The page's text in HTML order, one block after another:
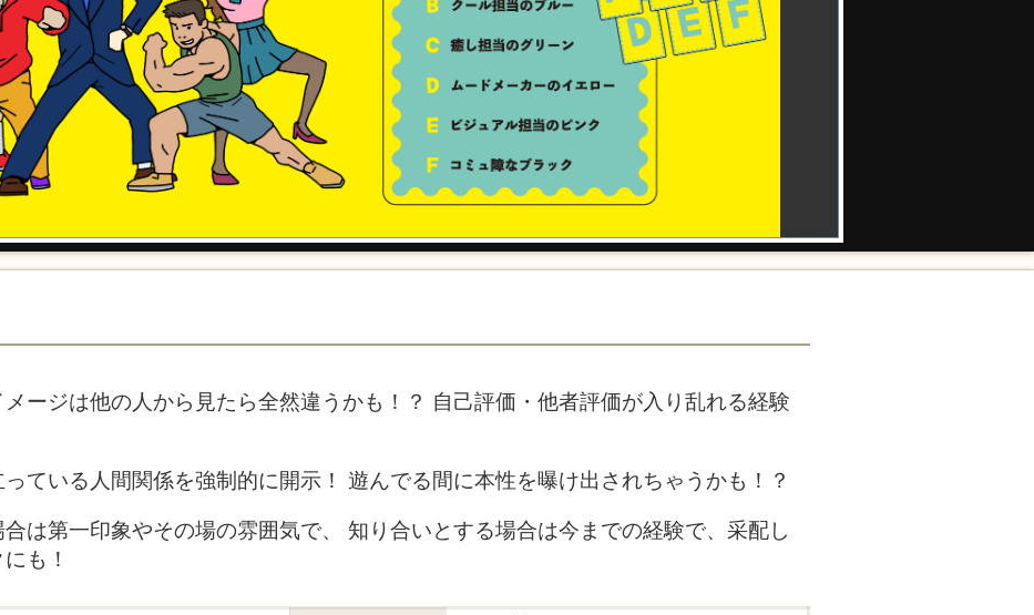
ージは他の人から見たら全然違うかも！？ 自己評価・他者評価が入り乱れる経験
ている人間関係を強制的に開示！ 遊んでる間に本性を曝け出されちゃうかも！？
は第一印象やその場の雰囲気で、 知り合いとする場合は今までの経験で、采配し
も！